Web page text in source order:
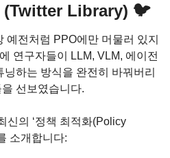
(Twitter Library) 🐦
예전처럼 PPO에만 머물러 있지
연구자들이 LLM, VLM, 에이전
하는 방식을 완전히 바꿔버리
선보였습니다.
신의 ‘정책 최적화(Policy
소개합니다: